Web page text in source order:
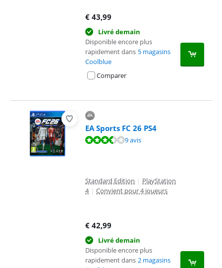
€ 43,99
Livré demain
Disponible encore plus
rapidement dans 5 magasins
Coolblue
Comparer
EA Sports FC 26 PS4
La note est de 7,3 sur 10, basée sur 9 avis.9 avis
Standard Edition | PlayStation
4 | Convient pour 4 joueurs
€ 42,99
Livré demain
Disponible encore plus
rapidement dans 2 magasins